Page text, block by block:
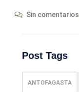
Sin comentarios
Post Tags
ANTOFAGASTA